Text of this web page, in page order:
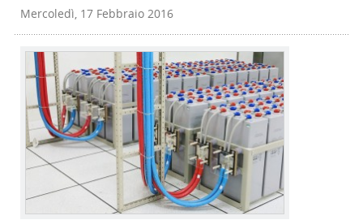
Mercoledì, 17 Febbraio 2016